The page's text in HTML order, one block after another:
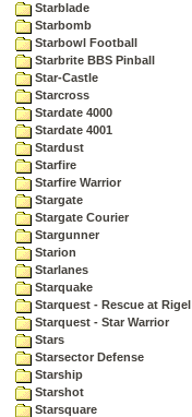
Starblade
Starbomb
Starbowl Football
Starbrite BBS Pinball
Star-Castle
Starcross
Stardate 4000
Stardate 4001
Stardust
Starfire
Starfire Warrior
Stargate
Stargate Courier
Stargunner
Starion
Starlanes
Starquake
Starquest - Rescue at Rigel
Starquest - Star Warrior
Stars
Starsector Defense
Starship
Starshot
Starsquare